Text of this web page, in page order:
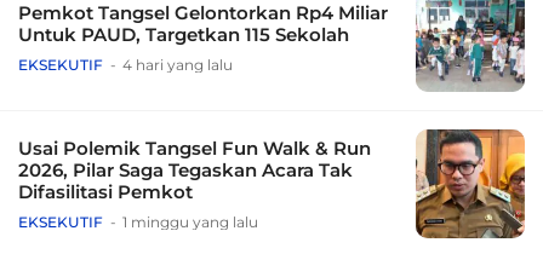
Pemkot Tangsel Gelontorkan Rp4 Miliar
Untuk PAUD, Targetkan 115 Sekolah
EKSEKUTIF 4 hari yang lalu
Usai Polemik Tangsel Fun Walk & Run
2026, Pilar Saga Tegaskan Acara Tak
Difasilitasi Pemkot
EKSEKUTIF 1 minggu yang lalu